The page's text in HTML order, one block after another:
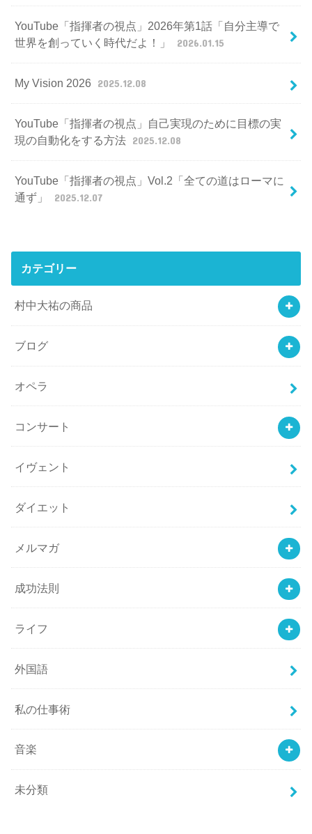
YouTube「指揮者の視点」2026年第1話「自分主導で
世界を創っていく時代だよ！」
2026.01.15
My Vision 2026 2025.12.08
YouTube「指揮者の視点」自己実現のために目標の実
現の自動化をする方法 2025.12.08
YouTube「指揮者の視点」Vol.2「全ての道はローマに
通ず」
2025.12.07
カテゴリー
村中大祐の商品
ブログ
オペラ
コンサート
イヴェント
ダイエット
メルマガ
成功法則
ライフ
外国語
私の仕事術
音楽
未分類